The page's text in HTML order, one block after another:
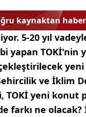
kaynaktan
5-20 yıl
yapan TOKİ'nin
ve İklim
TOKİ yeni konut
farkı ne